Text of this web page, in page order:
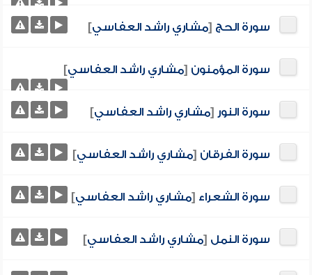
سورة الحج [مشاري راشد العفاسي]
سورة المؤمنون [مشاري راشد العفاسي]
سورة النور [مشاري راشد العفاسي]
سورة الفرقان [مشاري راشد العفاسي]
سورة الشعراء [مشاري راشد العفاسي]
سورة النمل [مشاري راشد العفاسي]